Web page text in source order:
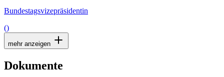
Bundestagsvizepräsidentin
()
mehr anzeigen
Dokumente